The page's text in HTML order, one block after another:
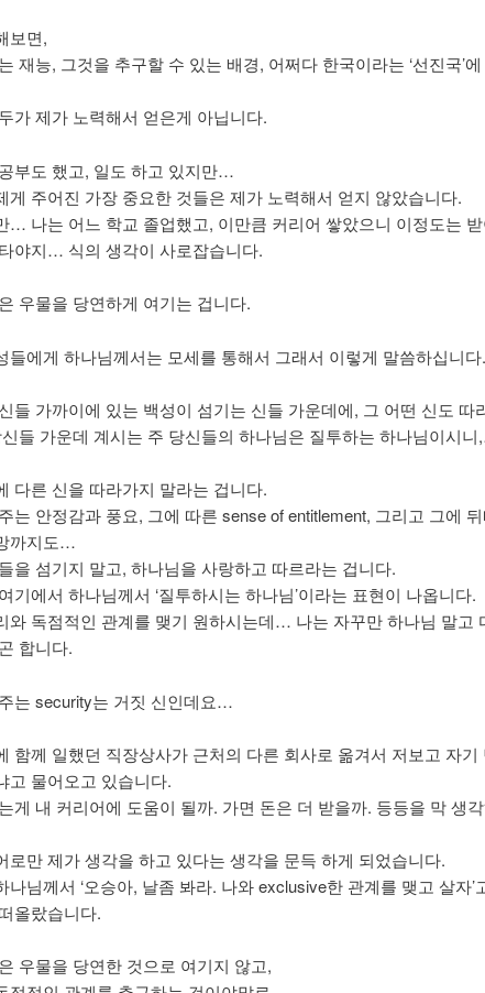
보면,
재능, 그것을 추구할 수 있는 배경, 어쩌다 한국이라는 ‘선진국’
가 제가 노력해서 얻은게 아닙니다.
부도 했고, 일도 하고 있지만…
게 주어진 가장 중요한 것들은 제가 노력해서 얻지 않았습니다.
… 나는 어느 학교 졸업했고, 이만큼 커리어 쌓았으니 이정도는
야지… 식의 생각이 사로잡습니다.
우물을 당연하게 여기는 겁니다.
들에게 하나님께서는 모세를 통해서 그래서 이렇게 말씀하십니다.
들 가까이에 있는 백성이 섬기는 신들 가운데에, 그 어떤 신도 따
들 가운데 계시는 주 당신들의 하나님은 질투하는 하나님이시
다른 신을 따라가지 말라는 겁니다.
는 안정감과 풍요, 그에 따른 sense of entitlement, 그리고 그에
까지도…
을 섬기지 말고, 하나님을 사랑하고 따르라는 겁니다.
기에서 하나님께서 ‘질투하시는 하나님’이라는 표현이 나옵니다.
와 독점적인 관계를 맺기 원하시는데… 나는 자꾸만 하나님 말고
합니다.
는 security는 거짓 신인데요…
함께 일했던 직장상사가 근처의 다른 회사로 옮겨서 저보고 자기
고 물어오고 있습니다.
게 내 커리어에 도움이 될까. 가면 돈은 더 받을까. 등등을 막 생
로만 제가 생각을 하고 있다는 생각을 문득 하게 되었습니다.
나님께서 ‘오승아, 날좀 봐라. 나와 exclusive한 관계를 맺고 살자’
올랐습니다.
우물을 당연한 것으로 여기지 않고,